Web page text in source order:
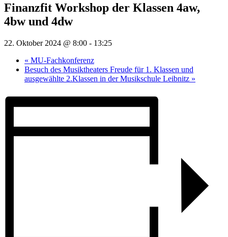
Finanzfit Workshop der Klassen 4aw,
4bw und 4dw
22. Oktober 2024 @ 8:00 - 13:25
« MU-Fachkonferenz
Besuch des Musiktheaters Freude für 1. Klassen und
ausgewählte 2.Klassen in der Musikschule Leibnitz »